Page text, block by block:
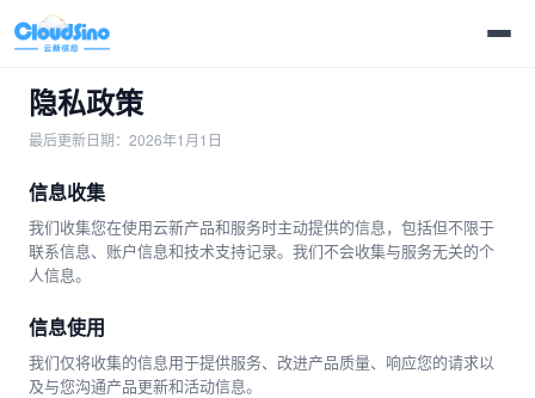
隐私政策
最后更新日期：2026年1月1日
信息收集
我们收集您在使用云新产品和服务时主动提供的信息，包括但不限于
联系信息、账户信息和技术支持记录。我们不会收集与服务无关的个
人信息。
信息使用
我们仅将收集的信息用于提供服务、改进产品质量、响应您的请求以
及与您沟通产品更新和活动信息。